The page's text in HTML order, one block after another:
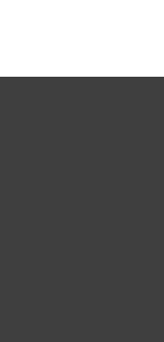
pulizia. Una